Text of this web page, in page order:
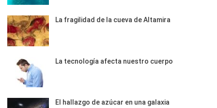
La fragilidad de la cueva de Altamira
La tecnología afecta nuestro cuerpo
El hallazgo de azúcar en una galaxia